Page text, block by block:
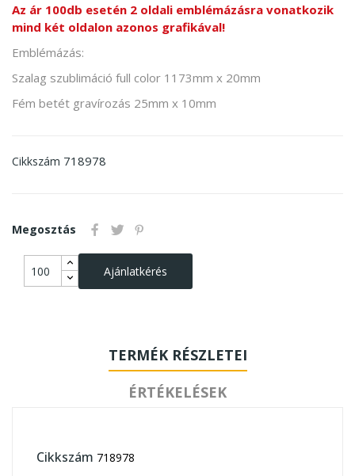
Az ár 100db esetén 2 oldali emblémázásra vonatkozik
mind két oldalon azonos grafikával!
Emblémázás:
Szalag szublimáció full color 1173mm x 20mm
Fém betét gravírozás 25mm x 10mm
Cikkszám 718978
Megosztás
Ajánlatkérés
TERMÉK RÉSZLETEI
ÉRTÉKELÉSEK
Cikkszám 718978